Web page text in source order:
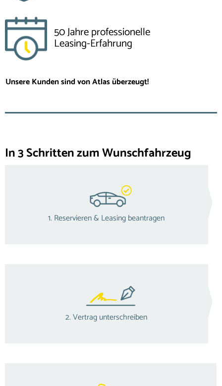
50 Jahre professionelle
Leasing-Erfahrung
Unsere Kunden sind von Atlas überzeugt!
1. Reservieren & Leasing beantragen
2. Vertrag unterschreiben
In 3 Schritten zum Wunschfahrzeug